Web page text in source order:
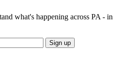
what's happening across PA - in
Sign up